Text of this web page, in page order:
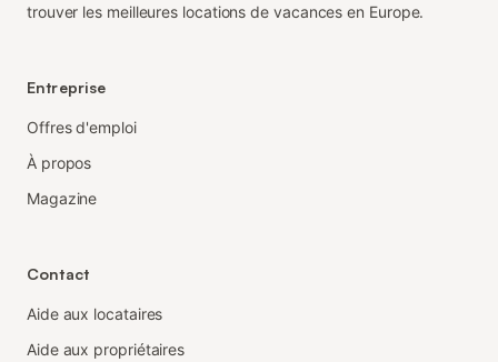
trouver les meilleures locations de vacances en Europe.
Entreprise
Offres d'emploi
À propos
Magazine
Contact
Aide aux locataires
Aide aux propriétaires